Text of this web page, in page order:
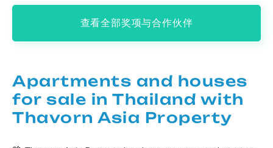
查看全部奖项与合作伙伴
Apartments and houses
for sale in Thailand with
Thavorn Asia Property